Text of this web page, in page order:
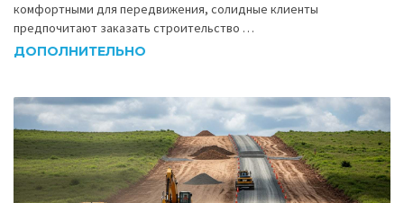
комфортными для передвижения, солидные клиенты
предпочитают заказать строительство …
ДОПОЛНИТЕЛЬНО